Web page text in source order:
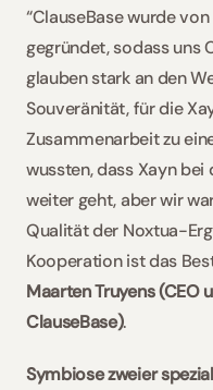
“ClauseBase wurde
gegründet, sodass uns
glauben stark an den
Souveränität, für die
Zusammenarbeit zu
wussten, dass Xayn
weiter geht, aber wir
Qualität der Noxtua-
Maarten Truyens (CEO
ClauseBase).
Symbiose zweier